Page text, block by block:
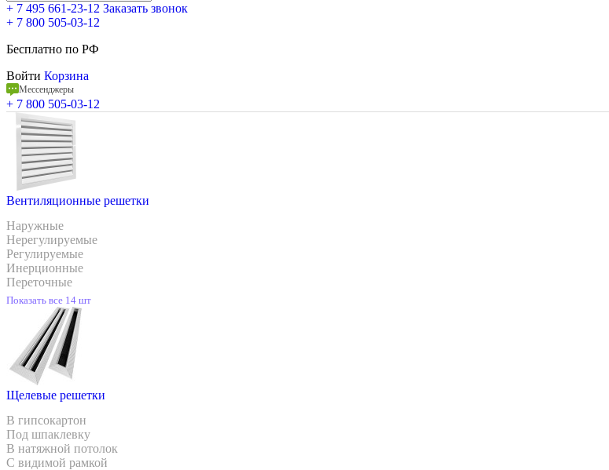
+ 7 495 661-23-12 Заказать звонок
+ 7 800 505-03-12
Бесплатно по РФ
Войти Корзина
Мессенджеры
+ 7 800 505-03-12
Вентиляционные решетки
Наружные
Нерегулируемые
Регулируемые
Инерционные
Переточные
Показать все 14 шт
Щелевые решетки
В гипсокартон
Под шпаклевку
В натяжной потолок
С видимой рамкой